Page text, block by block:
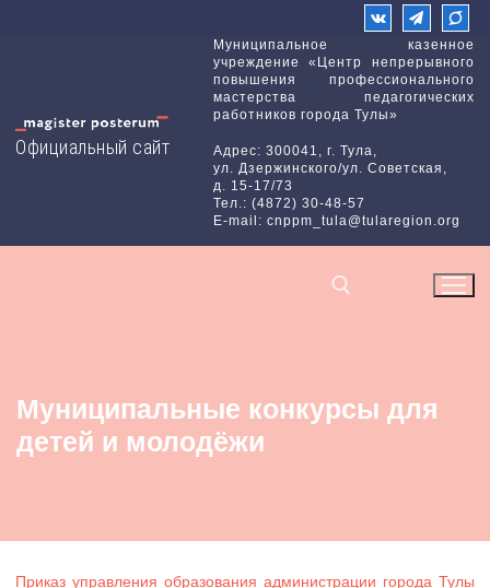
Официальный сайт
Муниципальное казенное
учреждение «Центр непрерывного
повышения профессионального
мастерства педагогических
работников города Тулы»
Адрес: 300041, г. Тула,
ул. Дзержинского/ул. Советская,
д. 15-17/73
Тел.: (4872) 30-48-57
E-mail: cnppm_tula@tularegion.org
Муниципальные конкурсы для
детей и молодёжи
Приказ управления образования администрации города Тулы